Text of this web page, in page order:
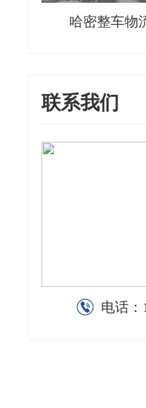
哈密整车物
联系我们
电话：